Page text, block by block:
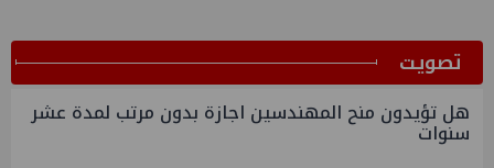
ﺗﺼﻮﻳﺖ
هل تؤيدون منح المهندسين اجازة بدون مرتب لمدة عشر
سنوات